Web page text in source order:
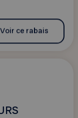
Voir ce rabais